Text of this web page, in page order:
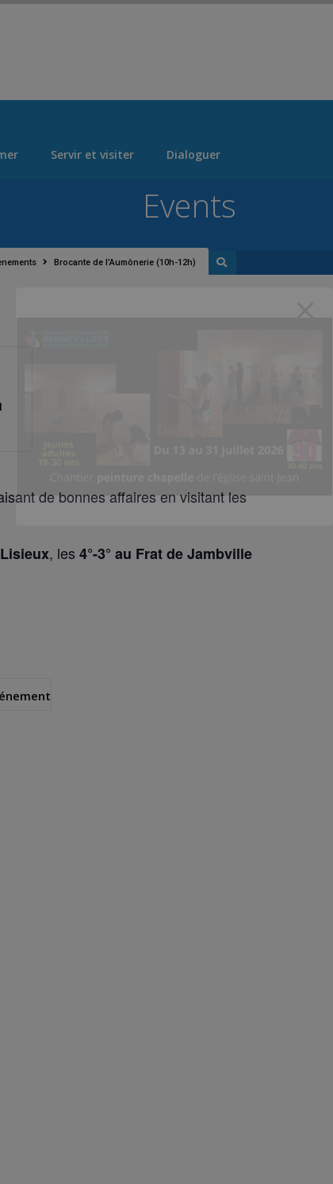
Servir et visiter Dialoguer
Brocante de l’Aumônerie (10h-12h)
Events
de bonnes affaires en visitant les
, les 4°-3° au Frat de Jambville